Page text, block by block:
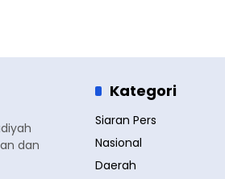
dan
Kategori
Siaran Pers
Nasional
Daerah